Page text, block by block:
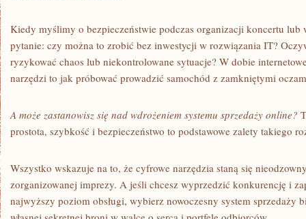
Kiedy myślimy o bezpieczeństwie podczas organizacji koncertu lub
pytanie: czy można to zrobić bez inwestycji w rozwiązania IT?
ryzykować chaos lub niekontrolowane sytuacje? W dobie
narzędzi to jak próbować prowadzić samochód z zamkniętymi
A może zastanowisz się nad wdrożeniem systemu sprzedaży online?
prostota, szybkość i bezpieczeństwo to podstawowe zalety takiego
Wszystko wskazuje na to, że cyfrowe narzędzia staną się
zorganizowanej imprezy. A jeśli chcesz wyprzedzić konkurencję i
najwyższy poziom obsługi, wybierz nowoczesny system sprzedaży